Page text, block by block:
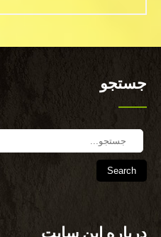
جستجو
درباره این سایت